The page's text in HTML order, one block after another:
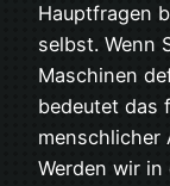
Hauptfragen
selbst. Wenn
Maschinen
bedeutet das
menschlicher
Werden wir